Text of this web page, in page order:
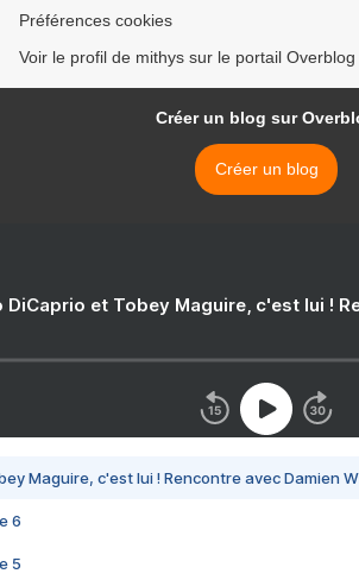
Préférences cookies
Voir le profil de mithys sur le portail Overblog
Créer un blog sur
Créer un blog
DiCaprio et Tobey Maguire, c'est lui !
Maguire, c'est lui ! Rencontre avec Damien
6
5